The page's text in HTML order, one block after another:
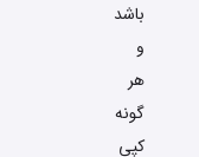
باشد
و
هر
گونه
کپی